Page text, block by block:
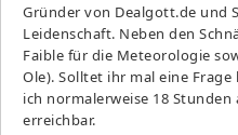
Gründer von Dealgott.de und
Leidenschaft. Neben den
Fai­ble für die Meteorologie
Ole). Solltet ihr mal eine
ich normalerweise 18 Stunden
erreichbar.